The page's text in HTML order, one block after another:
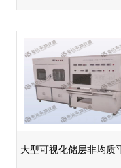
大型可视化储层非均质